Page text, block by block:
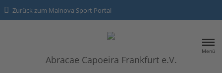
Zurück zum Mainova Sport Portal
Menü
Abracae Capoeira Frankfurt e.V.